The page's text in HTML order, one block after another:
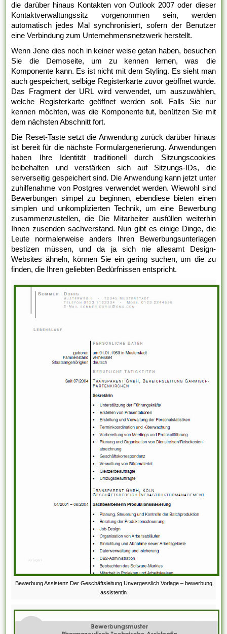
die darüber hinaus Kontakten von Outlook 2007 oder dieser
Kontaktverwaltungssitz vorgenommen sein, werden
automatisch jedes Mal synchronisiert, sofern der Benutzer
eine Verbindung zum Unternehmensnetzwerk herstellt.
Wenn Jene dies noch in keiner weise getan haben, besuchen
Sie die Demoseite, um zu kennen lernen, was die
Komponente kann. Es ist nicht mit dem Styling. Es sieht man
auch gespeichert, selbige Registerkarte zuvor geöffnet wurde.
Das Fragment der URL wird verwendet, um auszuwählen,
welche Registerkarte geöffnet werden soll. Falls Sie nur
kennen möchten, was die Komponente tut, benützen Sie mit
dem nächsten Abschnitt fort.
Die Reset-Taste setzt die Anwendung zurück darüber hinaus
ist bereit für die nächste Formulargenerierung. Anwendungen
haben Ihre Identität traditionell durch Sitzungscookies
beibehalten und verstärken sich auf Sitzungs-IDs, die
serverseitig gespeichert sind. Die Anwendung kann jetzt unter
zuhilfenahme von Postgres verwendet werden. Wiewohl sind
Bewerbungen simpel zu beginnen, ebendiese bieten einen
simplen und unkomplizierten Technik, um eine Bewerbung
zusammenzustellen, die Die Mitarbeiter ausfüllen weiterhin
Ihnen zusenden sachverstand. Nun gibt es einige Dinge, die
Leute normalerweise anders Ihren Bewerbungsunterlagen
bestizen müssen, und da ja sich nie allesamt Design-
Websites ähneln, können Sie ein gering suchen, um die zu
finden, die Ihren geliebten Bedürfnissen entspricht.
Bewerbung Assistenz Der Geschäftsleitung Unvergesslich Vorlage – bewerbung
assistentin